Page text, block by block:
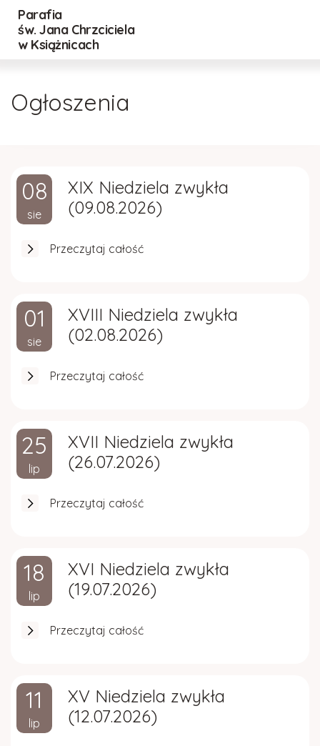
Parafia
św. Jana Chrzciciela
w Książnicach
Powrót
Duszpasterze
Rada parafialna
Gazetka parafialna
Kościół w Rydzowie
Powrót
Lektorzy
DSM
Powrót
Cmentarz Nowy
Ogłoszenia
08
sie
XIX Niedziela zwykła
(09.08.2026)
Przeczytaj całość
01
sie
XVIII Niedziela zwykła
(02.08.2026)
Przeczytaj całość
25
lip
XVII Niedziela zwykła
(26.07.2026)
Przeczytaj całość
18
lip
XVI Niedziela zwykła
(19.07.2026)
Przeczytaj całość
11
lip
XV Niedziela zwykła
(12.07.2026)